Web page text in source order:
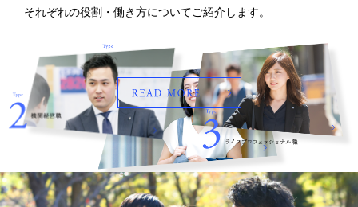
それぞれの役割・働き方についてご紹介します。